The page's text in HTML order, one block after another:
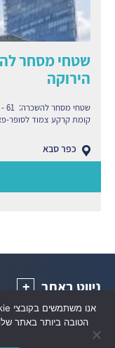
שטחי מסחר
הירוקה
קומת קרקע צמוד לסופר-פארם 132 מ"ר – קומת הקרקע
כפר סבא
ניווט באתר
52520, הטובה ביותר באתר